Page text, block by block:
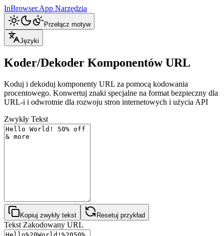
InBrowser.App Narzędzia
Przełącz motyw
Języki
Koder/Dekoder Komponentów URL
Koduj i dekoduj komponenty URL za pomocą kodowania
procentowego. Konwertuj znaki specjalne na format bezpieczny dla
URL-i i odwrotnie dla rozwoju stron internetowych i użycia API
Zwykły Tekst
Kopiuj zwykły tekst Resetuj przykład
Tekst Zakodowany URL